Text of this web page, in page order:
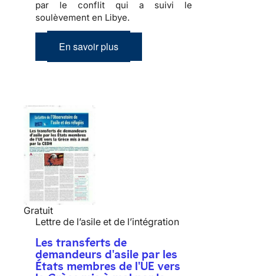
par le conflit qui a suivi le
soulèvement en Libye.
En savoir plus
Gratuit
Lettre de l’asile et de l’intégration
Les transferts de
demandeurs d'asile par les
États membres de l'UE vers